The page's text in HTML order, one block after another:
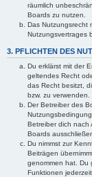
räumlich
Boards zu nutzen.
Das Nutzungsrecht
Nutzungsvertrages
3. PFLICHTEN DES
Du erklärst mit der
geltendes Recht
das Recht besitzt,
bzw. zu verwenden.
Der Betreiber des
Betreiber dich nach
Boards
Du nimmst zur
Beiträgen
genommen hat. Du
Funktionen